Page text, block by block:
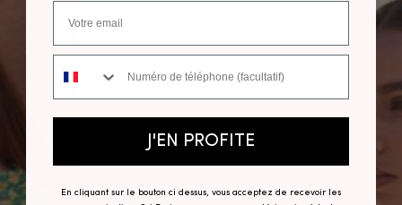
J'EN PROFITE
En cliquant sur le bouton ci dessus, vous acceptez de recevoir les